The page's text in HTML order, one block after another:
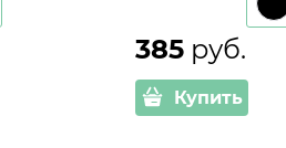
385 руб.
Купить